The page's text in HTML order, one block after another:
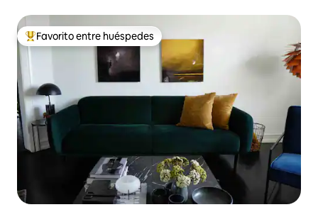
Favorito entre huéspedes preferido
Favorito entre huéspedes